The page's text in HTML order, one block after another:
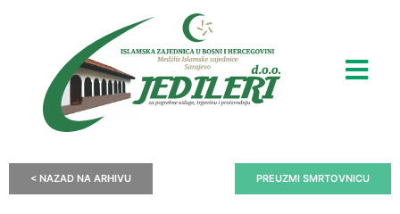
< NAZAD NA ARHIVU PREUZMI SMRTOVNICU